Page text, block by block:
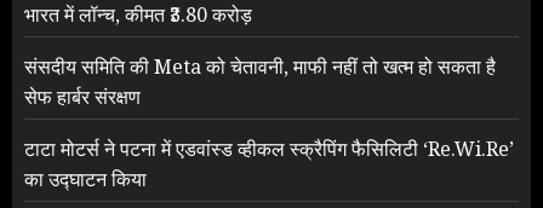
भारत में लॉन्च, कीमत ₹3.80 करोड़
संसदीय समिति की Meta को चेतावनी, माफी नहीं तो खत्म हो सकता है
सेफ हार्बर संरक्षण
टाटा मोटर्स ने पटना में एडवांस्ड व्हीकल स्क्रैपिंग फैसिलिटी ‘Re.Wi.Re’
का उद्घाटन किया